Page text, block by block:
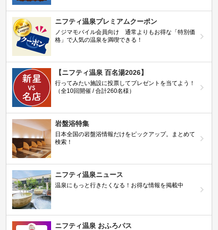
ニフティ温泉プレミアムクーポン
ノジマモバイル会員向け 通常よりもお得な「特別価
格」で人気の温泉を満喫できる！
【ニフティ温泉 百名湯2026】
行ってみたい施設に投票してプレゼントを当てよう！
（全10回開催 / 合計260名様）
岩盤浴特集
日本全国の岩盤浴情報だけをピックアップ。まとめて
検索！
ニフティ温泉ニュース
温泉にもっと行きたくなる！お得な情報を掲載中
ニフティ温泉 おふろパス